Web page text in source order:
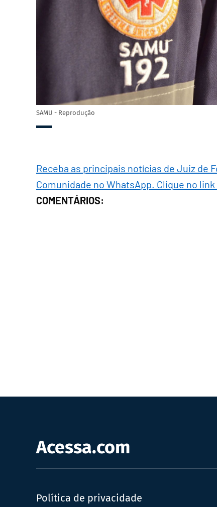
SAMU - Reprodução
Receba as principais notícias de Juiz de
Comunidade no WhatsApp. Clique no
COMENTÁRIOS:
Acessa.com
Política de privacidade